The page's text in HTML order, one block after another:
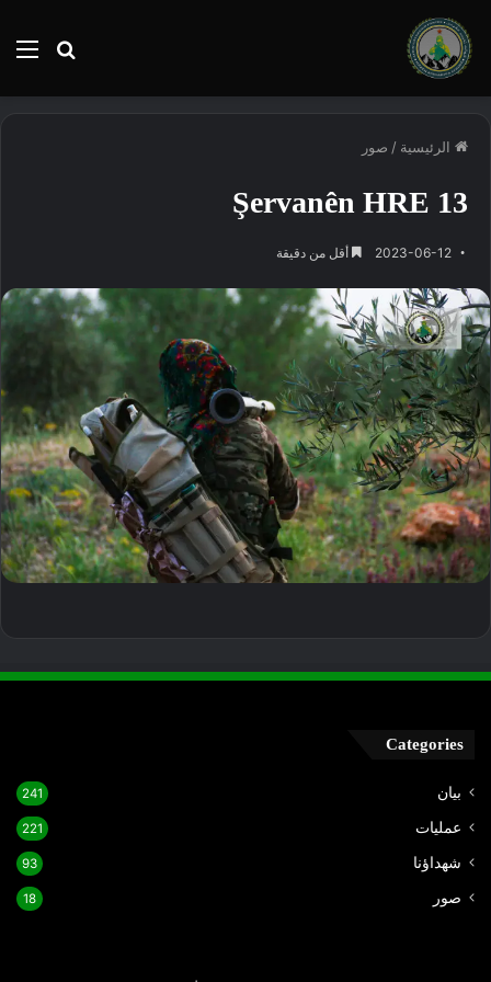
بحث
الرئيسية / صور
Şervanên HRE 13
2023-06-12 أقل من دقيقة
Categories
بيان 241
عمليات 221
شهداؤنا 93
صور 18